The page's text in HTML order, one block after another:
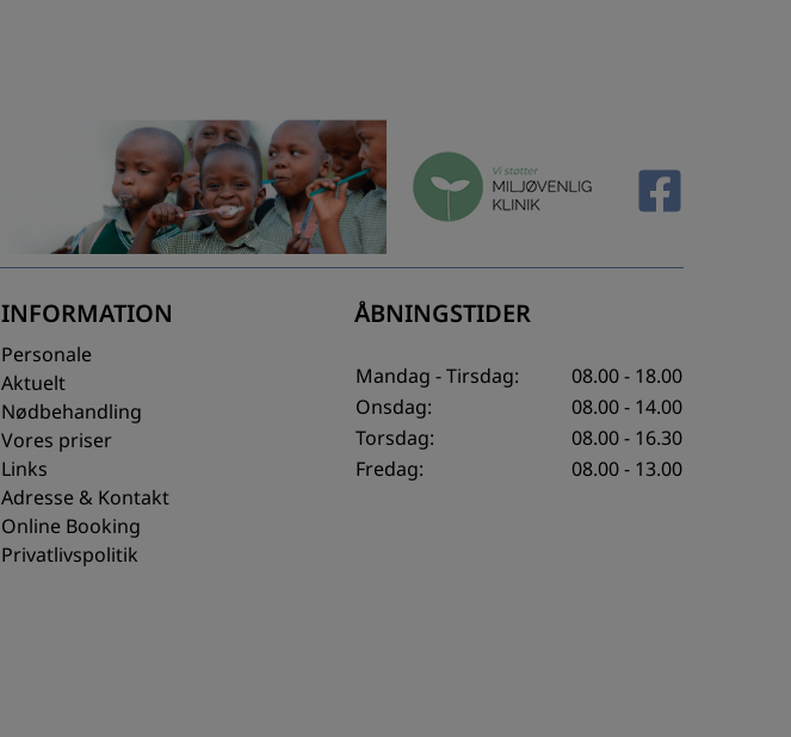
INFORMATION
Personale
Aktuelt
Nødbehandling
Vores priser
Links
Adresse & Kontakt
Online Booking
Privatlivspolitik
ÅBNINGSTIDER
Mandag - Tirsdag:
08.00 - 18.00
Onsdag:
08.00 - 14.00
Torsdag:
08.00 - 16.30
Fredag:
08.00 - 13.00